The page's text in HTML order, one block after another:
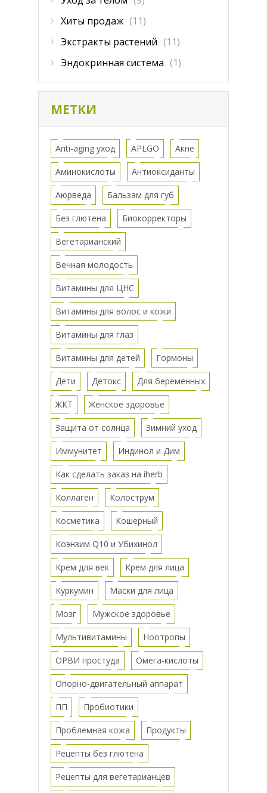
Хиты продаж (11)
Экстракты растений (11)
Эндокринная система (1)
МЕТКИ
Anti-aging уход APLGO Акне
Аминокислоты Антиоксиданты
Аюрведа Бальзам для губ
Без глютена Биокорректоры
Вегетарианский
Вечная молодость
Витамины для ЦНС
Витамины для волос и кожи
Витамины для глаз
Витамины для детей Гормоны
Дети Детокс Для беременных
ЖКТ Женское здоровье
Защита от солнца Зимний уход
Иммунитет Индинол и Дим
Как сделать заказ на iherb
Коллаген Колострум
Косметика Кошерный
Коэнзим Q10 и Убихинол
Крем для век Крем для лица
Куркумин Маски для лица
Мозг Мужское здоровье
Мультивитамины Ноотропы
ОРВИ простуда Омега-кислоты
Опорно-двигательный аппарат
ПП Пробиотики
Проблемная кожа Продукты
Рецепты без глютена
Рецепты для вегетарианцев